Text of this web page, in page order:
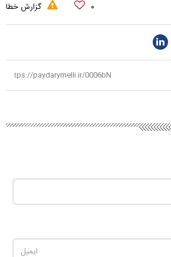
۰ گزارش خطا